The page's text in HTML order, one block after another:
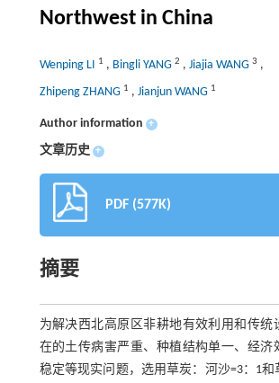
Northwest in China
Wenping LI 1 , Bingli YANG 2 , Jiajia WANG 3 ,
Zhipeng ZHANG 1 , Jianjun WANG 1
Author information +
文章历史 +
PDF (577K)
摘要
为解决西北高原区非耕地有效利用和传统
在的土传病害严重、种植结构单一、经济
稳定等现实问题，选用草炭：河沙=3：1和